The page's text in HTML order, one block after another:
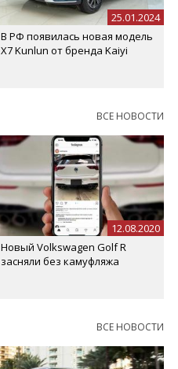
В РФ появилась новая модель
X7 Kunlun от бренда Kaiyi
25.01.2024
ВСЕ НОВОСТИ
Новый Volkswagen Golf R
засняли без камуфляжа
12.08.2020
ВСЕ НОВОСТИ